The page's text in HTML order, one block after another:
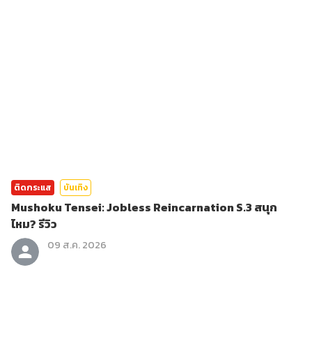
ติดกระแส บันเทิง
Mushoku Tensei: Jobless Reincarnation S.3 สนุก
ไหม? รีวิว
09 ส.ค. 2026